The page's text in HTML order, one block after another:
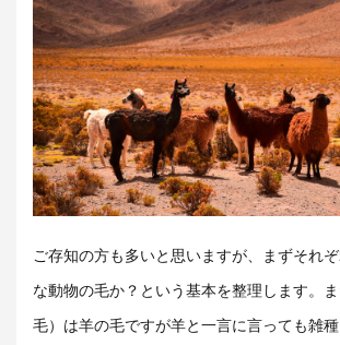
ご存知の方も多いと思いますが、まずそれ
な動物の毛か？という基本を整理します。
毛）は羊の毛ですが羊と一言に言っても雑